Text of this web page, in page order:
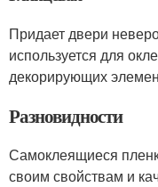
Придает двери
используется для
декорирующих
Разновидности
Самоклеящиеся
своим свойствам и